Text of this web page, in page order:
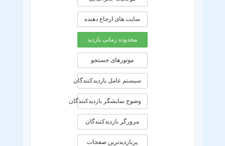
سایت های ارجاع دهنده
محدوده زمانی بازديد
موتورهای جستجو
سیستم عامل بازدیدکنندگان
وضوح نمایشگر بازدیدکنندگان
مرورگر بازدیدکنندگان
پربازدیدترین صفحات